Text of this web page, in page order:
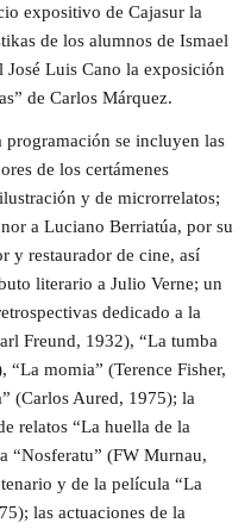
expositivo de Cajasur la
de los alumnos de Ismael
Luis Cano la exposición
de Carlos Márquez.
programación se incluyen las
de los certámenes
y de microrrelatos;
a Luciano Berriatúa, por su
y restaurador de cine, así
literario a Julio Verne; un
dedicado a la
Freund, 1932), “La tumba
momia” (Terence Fisher,
(Carlos Aured, 1975); la
relatos “La huella de la
“Nosferatu” (FW Murnau,
y de la película “La
las actuaciones de la